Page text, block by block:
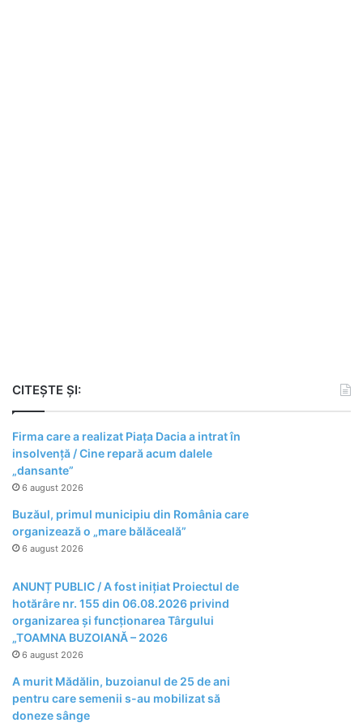
CITEȘTE ȘI:
Firma care a realizat Piața Dacia a intrat în
insolvență / Cine repară acum dalele
„dansante”
6 august 2026
Buzăul, primul municipiu din România care
organizează o „mare bălăceală”
6 august 2026
ANUNȚ PUBLIC / A fost inițiat Proiectul de
hotărâre nr. 155 din 06.08.2026 privind
organizarea şi funcţionarea Târgului
„TOAMNA BUZOIANĂ – 2026
6 august 2026
A murit Mădălin, buzoianul de 25 de ani
pentru care semenii s-au mobilizat să
doneze sânge